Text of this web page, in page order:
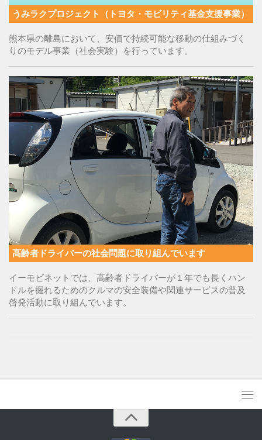
うみラクプロジェクト（トヨタ・モビリティ基金支援事業）
熊本県の離島において、安価で持続可能な移動の仕組みづく
りのモデル事業（社会実験）を行っています。
高齢者ドライバーの社会問題に取り組んでいます
イーモビネットでは、高齢者ドライバーが１年でも長くハン
ドルを握れるためのクルマの安全装備や関連サービスの普及
啓発活動に取り組んでいます。